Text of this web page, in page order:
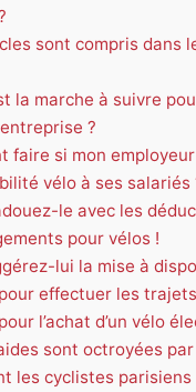
sont compris dans
la marche à suivre
?
faire si mon
vélo à ses salariés
le avec les
pour vélos !
lui la mise à
effectuer les
l’achat d’un vélo
sont octroyées par
les cyclistes